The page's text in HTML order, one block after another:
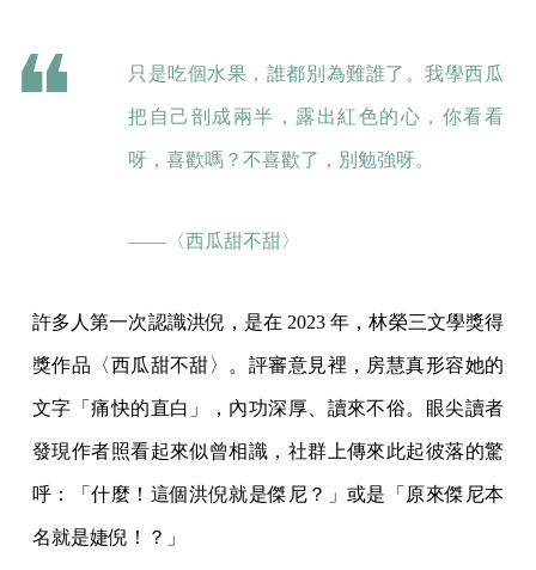
只是吃個水果，誰都別為難誰了。我學西瓜
把自己剖成兩半，露出紅色的心，你看看
呀，喜歡嗎？不喜歡了，別勉強呀。
——〈西瓜甜不甜〉
許多人第一次認識洪倪，是在 2023 年，林榮三文學獎得
獎作品〈西瓜甜不甜〉。評審意見裡，房慧真形容她的
文字「痛快的直白」，內功深厚、讀來不俗。眼尖讀者
發現作者照看起來似曾相識，社群上傳來此起彼落的驚
呼：「什麼！這個洪倪就是傑尼？」或是「原來傑尼本
名就是婕倪！？」